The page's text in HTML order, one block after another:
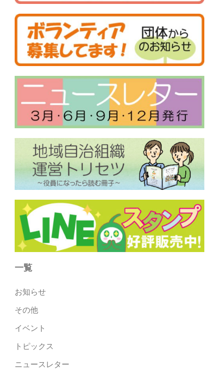
一覧
お知らせ
その他
イベント
トピックス
ニュースレター